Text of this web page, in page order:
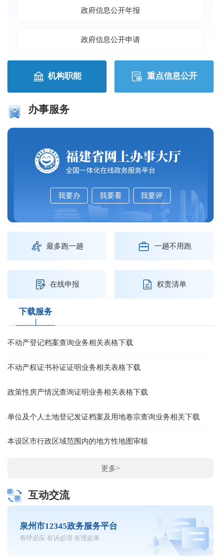
政府信息公开年报
政府信息公开申请
机构职能 重点信息公开
办事服务
我要办 我要看 我要评
最多跑一趟 一趟不用跑
在线申报 权责清单
下载服务
不动产登记档案查询业务相关表格下载
不动产权证书补证证明业务相关表格下载
政策性房产情况查询证明业务相关表格下载
单位及个人土地登记发证档案及用地卷宗查询业务相关下载
本设区市行政区域范围内的地方性地图审核
更多>
互动交流
泉州市12345政务服务平台
有呼必应 有诉必理 有理必果